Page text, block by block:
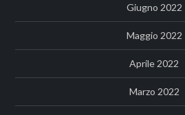
Giugno 2022
Maggio 2022
Aprile 2022
Marzo 2022